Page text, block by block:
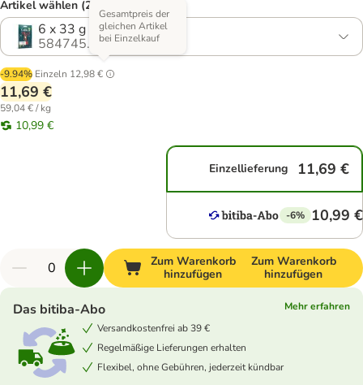
Artikel wählen (2 Varianten)
6 x 33 g
584745.1
-9.94% Einzeln 12,98 €
Gesamtpreis der
gleichen Artikel
bei Einzelkauf
11,69 €
59,04 € / kg
10,99 €
Einzellieferung 11,69 €
-6% 10,99 €
Zum Warenkorb
hinzufügen
Zum Warenkorb
hinzufügen
Das bitiba-Abo
Mehr erfahren
Versandkostenfrei ab 39 €
Regelmäßige Lieferungen erhalten
Flexibel, ohne Gebühren, jederzeit kündbar